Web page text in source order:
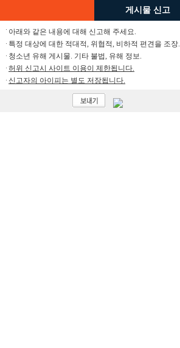
게시물 신고
아래와 같은 내용에 대해 신고해 주세요.
특정 대상에 대한 적대적, 위협적, 비하적 편견을 조장.
청소년 유해 게시물. 기타 불법, 유해 정보.
허위 신고시 사이트 이용이 제한됩니다.
신고자의 아이피는 별도 저장됩니다.